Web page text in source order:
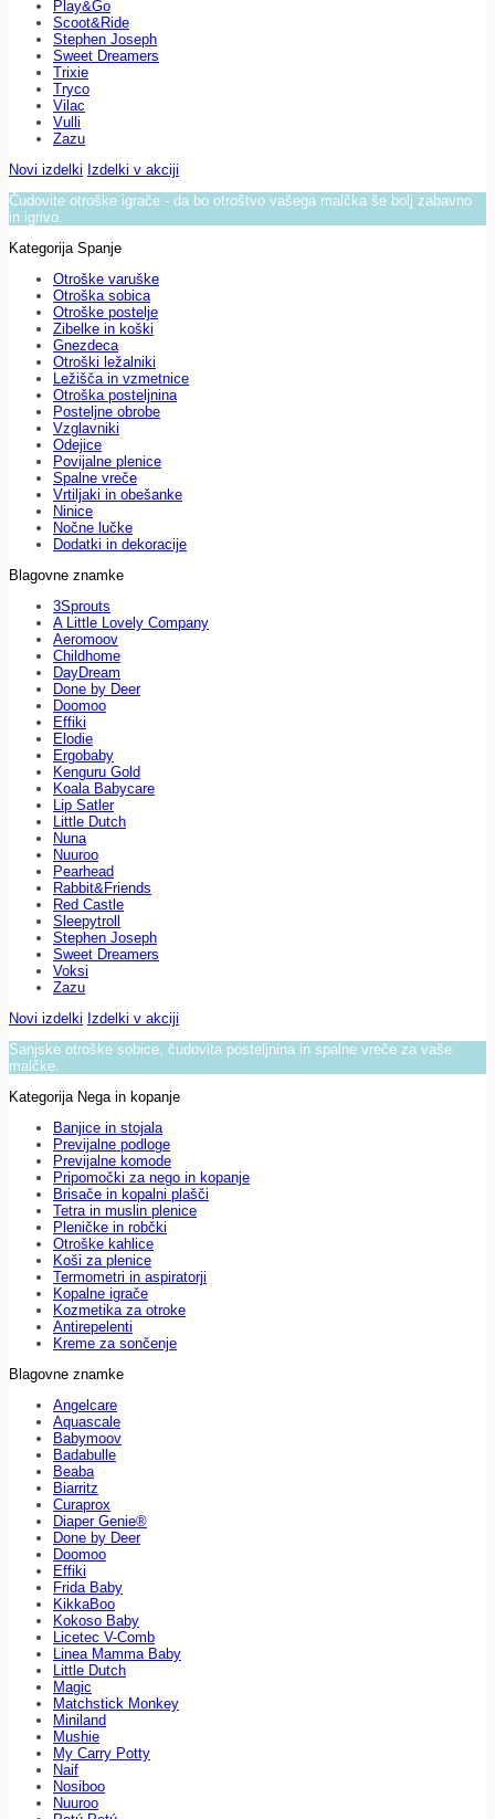
Play&Go
Scoot&Ride
Stephen Joseph
Sweet Dreamers
Trixie
Tryco
Vilac
Vulli
Zazu
Novi izdelki Izdelki v akciji
Čudovite otroške igrače - da bo otroštvo vašega malčka še bolj zabavno
in igrivo.
Kategorija Spanje
Otroške varuške
Otroška sobica
Otroške postelje
Zibelke in koški
Gnezdeca
Otroški ležalniki
Ležišča in vzmetnice
Otroška posteljnina
Posteljne obrobe
Vzglavniki
Odejice
Povijalne plenice
Spalne vreče
Vrtiljaki in obešanke
Ninice
Nočne lučke
Dodatki in dekoracije
Blagovne znamke
3Sprouts
A Little Lovely Company
Aeromoov
Childhome
DayDream
Done by Deer
Doomoo
Effiki
Elodie
Ergobaby
Kenguru Gold
Koala Babycare
Lip Satler
Little Dutch
Nuna
Nuuroo
Pearhead
Rabbit&Friends
Red Castle
Sleepytroll
Stephen Joseph
Sweet Dreamers
Voksi
Zazu
Novi izdelki Izdelki v akciji
Sanjske otroške sobice, čudovita posteljnina in spalne vreče za vaše
malčke.
Kategorija Nega in kopanje
Banjice in stojala
Previjalne podloge
Previjalne komode
Pripomočki za nego in kopanje
Brisače in kopalni plašči
Tetra in muslin plenice
Pleničke in robčki
Otroške kahlice
Koši za plenice
Termometri in aspiratorji
Kopalne igrače
Kozmetika za otroke
Antirepelenti
Kreme za sončenje
Blagovne znamke
Angelcare
Aquascale
Babymoov
Badabulle
Beaba
Biarritz
Curaprox
Diaper Genie®
Done by Deer
Doomoo
Effiki
Frida Baby
KikkaBoo
Kokoso Baby
Licetec V-Comb
Linea Mamma Baby
Little Dutch
Magic
Matchstick Monkey
Miniland
Mushie
My Carry Potty
Naif
Nosiboo
Nuuroo